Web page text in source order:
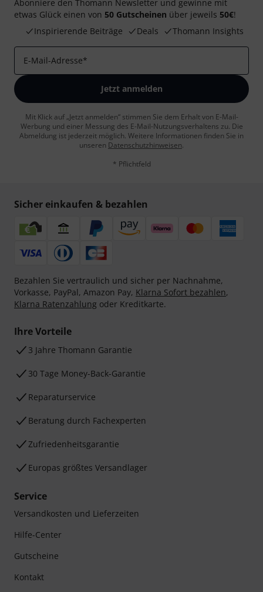
Abonniere den Thomann Newsletter und gewinne mit
etwas Glück einen von 50 Gutscheinen über jeweils 50€!
Inspirierende Beiträge
Deals Thomann Insights
E-Mail-Adresse*
Jetzt anmelden
Mit Klick auf „Jetzt anmelden“ stimmen Sie dem Erhalt von E-Mail-
Werbung und einer Messung des E-Mail-Nutzungsverhaltens zu. Die
Abmeldung ist jederzeit möglich. Weitere Informationen finden Sie in
unseren Datenschutzhinweisen.
* Pflichtfeld
Sicher einkaufen & bezahlen
Bezahlen Sie vertraulich und sicher per Nachnahme,
Vorkasse, PayPal, Amazon Pay, Klarna Sofort bezahlen,
Klarna Ratenzahlung oder Kreditkarte.
Ihre Vorteile
3 Jahre Thomann Garantie
30 Tage Money-Back-Garantie
Reparaturservice
Beratung durch Fachexperten
Zufriedenheitsgarantie
Europas größtes Versandlager
Service
Versandkosten und Lieferzeiten
Hilfe-Center
Gutscheine
Kontakt